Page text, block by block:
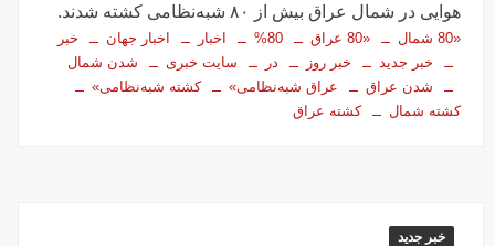
هوایی در شمال عراق بیش از ۸۰ شبه‌نظامی کشته شدند.
«80 شمال «80 عراق 80% اخبار اخبار جهان
خبر
خبر جدید
خبر روز در سایت خبری
شدن شمال
شدن عراق
عراق شبه‌نظامی»
کشته شبه‌نظامی»
کشته شمال
کشته عراق
خبر جدید